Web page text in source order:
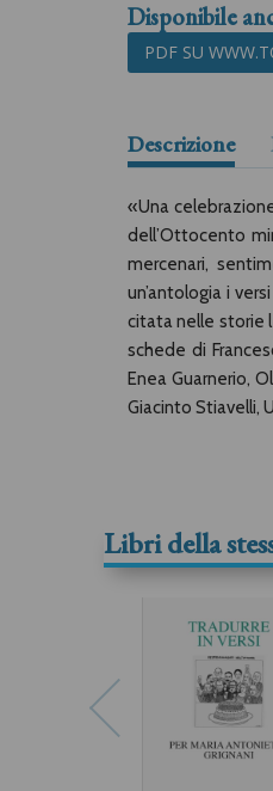
Disponibile
PDF SU
Descrizione
«Una
dell’Ottocento
mercenari,
un’antologia i
citata nelle storie
schede di
Enea Guarnerio,
Giacinto Stiavelli,
Libri della